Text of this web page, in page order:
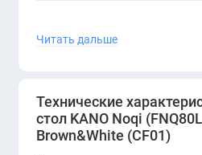
Характеристики:
Серия:KANO Noqi
Цвет:Brown&White
Читать дальше
Технические
стол KANO Noqi
Brown&White (CF01)